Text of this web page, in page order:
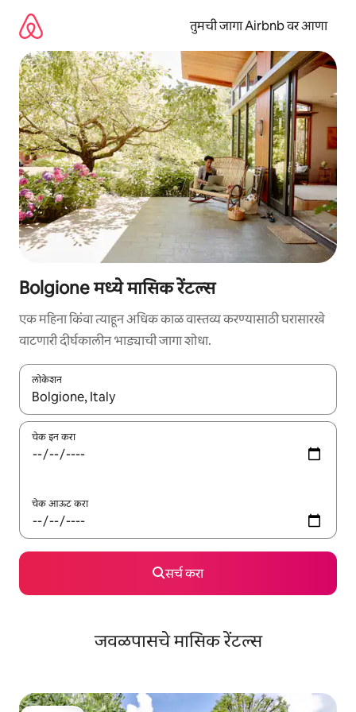
तुमची जागा Airbnb वर आणा
Bolgione मध्ये मासिक रेंटल्स
एक महिना किंवा त्याहून अधिक काळ वास्तव्य करण्यासाठी घरासारखे
वाटणारी दीर्घकालीन भाड्याची जागा शोधा.
लोकेशन
जेव्हा परिणाम उपलब्ध असतील, तेव्हा वरच्या आणि खाली बाणांच्या किजसह
चेक इन करा
चेक आऊट करा
सर्च करा
जवळपासचे मासिक रेंटल्स